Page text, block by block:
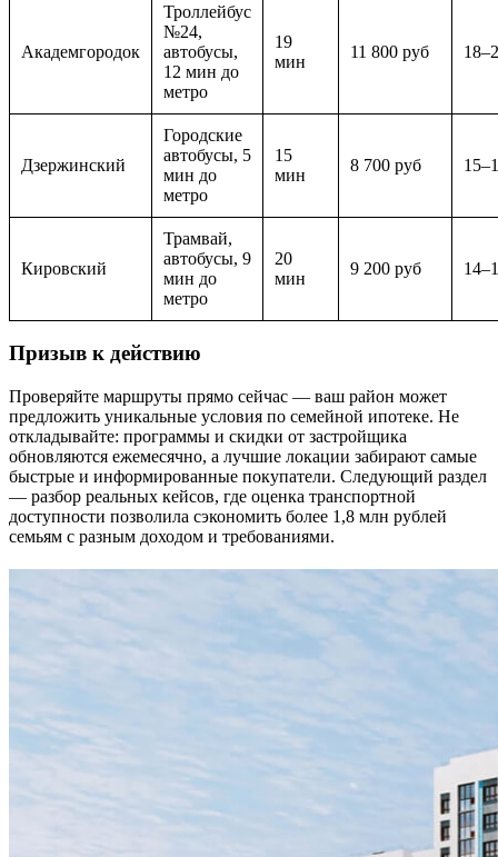
Академгородок
Троллейбус
№24,
автобусы,
12 мин до
метро
19
мин
11 800 руб
Дзержинский
Городские
автобусы, 5
мин до
метро
15
мин
8 700 руб
Кировский
Трамвай,
автобусы, 9
мин до
метро
20
мин
9 200 руб
Призыв к действию
Проверяйте маршруты прямо сейчас — ваш район может
предложить уникальные условия по семейной ипотеке. Не
откладывайте: программы и скидки от застройщика
обновляются ежемесячно, а лучшие локации забирают самые
быстрые и информированные покупатели. Следующий раздел
— разбор реальных кейсов, где оценка транспортной
доступности позволила сэкономить более 1,8 млн рублей
семьям с разным доходом и требованиями.